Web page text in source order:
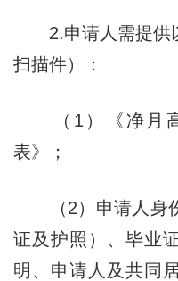
2.申请人需提供
扫描件）：
（1）《净月高
表》；
（2）申请人身份
证及护照）、毕业
明、申请人及共同